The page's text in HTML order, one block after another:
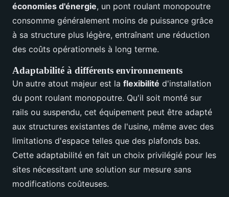
économies d'énergie, un pont roulant monopoutre
consomme généralement moins de puissance grâce
à sa structure plus légère, entraînant une réduction
des coûts opérationnels à long terme.
Adaptabilité à différents environnements
Un autre atout majeur est la flexibilité d'installation
du pont roulant monopoutre. Qu'il soit monté sur
rails ou suspendu, cet équipement peut être adapté
aux structures existantes de l'usine, même avec des
limitations d'espace telles que des plafonds bas.
Cette adaptabilité en fait un choix privilégié pour les
sites nécessitant une solution sur mesure sans
modifications coûteuses.